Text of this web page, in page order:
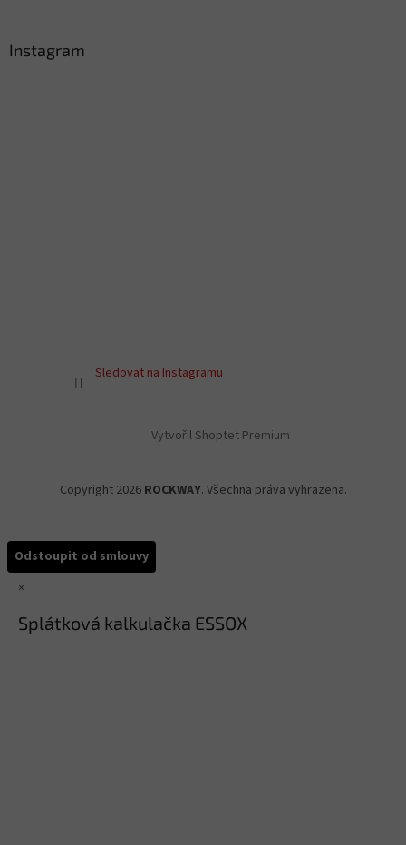
Instagram
Sledovat na Instagramu
Vytvořil Shoptet Premium
Copyright 2026 ROCKWAY. Všechna práva vyhrazena.
Odstoupit od smlouvy
×
Splátková kalkulačka ESSOX